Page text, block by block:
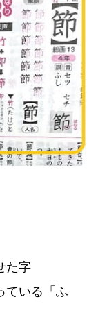
た字
ている「ふ